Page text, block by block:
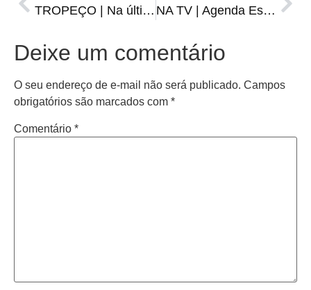
TROPEÇO | Na última partida antes do Mundial, Real perde para o Mallorca NA TV | Agenda Esportiva de segunda-feira, 6 de fevereiro
Deixe um comentário
O seu endereço de e-mail não será publicado. Campos
obrigatórios são marcados com *
Comentário *